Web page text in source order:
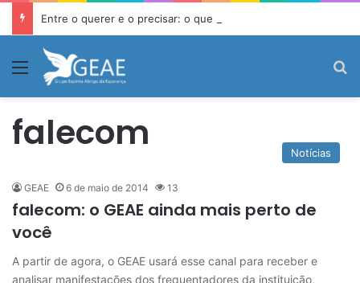
Menu
falecom Notícias
GEAE 6 de maio de 2014 13
falecom: o GEAE ainda mais perto de
você
A partir de agora, o GEAE usará esse canal para receber e
analisar manifestações dos frequentadores da instituição,